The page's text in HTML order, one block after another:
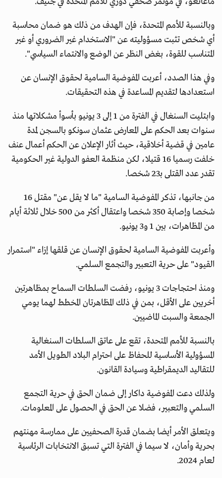
وبالنسبة للأمم المتحدة، فإن الهدف من ذلك هو ضمان محاسبة
أي شخص تثبت مسؤوليته عن "الاستخدام غير الضروري أو غير
المتناسب للقوة، بغض النظر عن الوضع والانتماء السياسي".
وفي هذا الصدد، أعربت المفوضية السامية لحقوق الإنسان عن
استعدادها لتقديم المساعدة في هذه التحقيقات.
وابتليت السنغال في الفترة من 1 إلى 3 يونيو بأسوأ مشكلاتها منذ
سنوات بعد الحكم على المعارض عثمان سونكو بالسجن لمدة
عامين في قضية أخلاقية، حيث أثار الإعلان عن الحكم أعمال عنف
خلفت رسميا 16 قتيلا، لكن منظمة العفو الدولية غير الحكومية
تقدر عدد القتلى بـ23 شخصا.
من جانبها، تذكر المفوضية السامية "ما لا يقل عن" مقتل 16
شخصا وإصابة 350 شخصا واعتقال أكثر من 500 خلال ثلاثة أيام
من المظاهرات، بين 1 و3 يونيو.
وأعربت المفوضية السامية لحقوق الإنسان عن قلقها إزاء "استمرار
القيود" على حرية التعبير والتجمع السلمي.
ومنذ احتجاجات 3 يونيو، رفضت السلطات السماح بمظاهرتين
أخريين على الأقل، بمن في ذلك المظاهرتان المخطط لهما يومي
الجمعة والسبت الماضيين.
بالنسبة للأمم المتحدة، تقع على عاتق السلطات السنغالية
المسؤولية الأساسية للحفاظ على احترام البلاد الطويل الأمد
للتقاليد الديمقراطية وسيادة القانون.
ولذلك دعت المفوضية داكار إلى ضمان الحق في حرية التجمع
السلمي والتعبير، فضلا عن الحق في الحصول على المعلومات.
ويتعلق الأمر أيضا بضمان قدرة الصحفيين على ممارسة مهنتهم
بحرية وأمان، لا سيما في الفترة التي تسبق الانتخابات الرئاسية
لعام 2024.